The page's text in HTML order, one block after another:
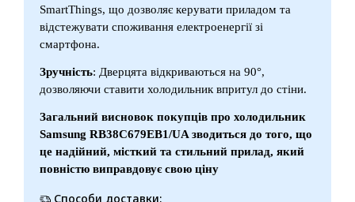
SmartThings, що дозволяє керувати приладом та
відстежувати споживання електроенергії зі
смартфона.
Зручність: Дверцята відкриваються на 90°,
дозволяючи ставити холодильник впритул до стіни.
Загальний висновок покупців про холодильник
Samsung RB38C679EB1/UA зводиться до того, що
це надійний, місткий та стильний прилад, який
повністю виправдовує свою ціну
Способи доставки: